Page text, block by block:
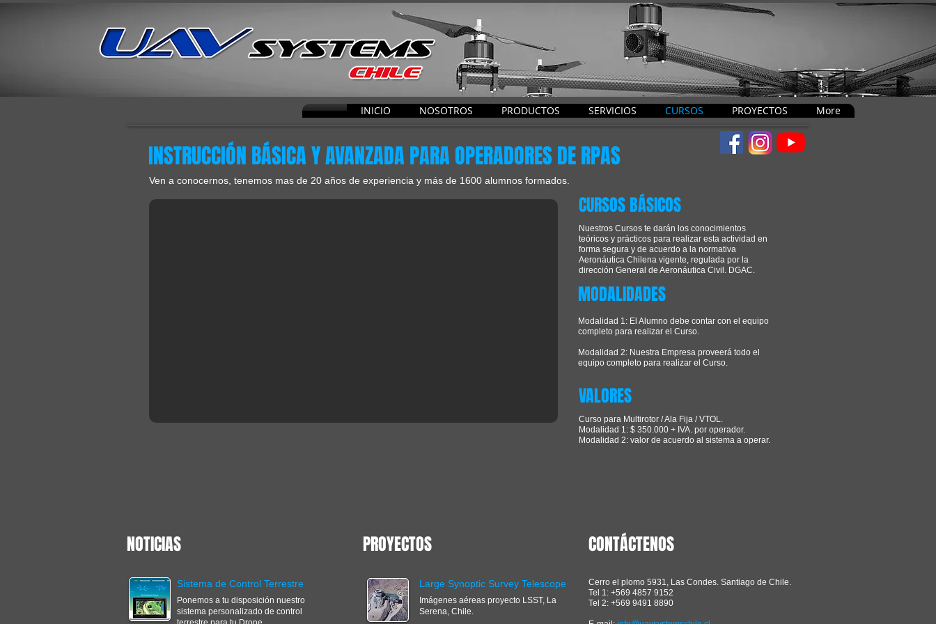
INICIO NOSOTROS PRODUCTOS SERVICIOS CURSOS PROYECTOS More
INSTRUCCIÓN BÁSICA Y AVANZADA PARA OPERADORES DE RPAS
Ven a conocernos, tenemos mas de 20 años de experiencia y más de 1600 alumnos formados.
CURSOS BÁSICOS
Nuestros Cursos te darán los conocimientos
teóricos y prácticos para realizar esta actividad en
forma segura y de acuerdo a la normativa
Aeronáutica Chilena vigente, regulada por la
dirección General de Aeronáutica Civil. DGAC.
MODALIDADES
Modalidad 1: El Alumno debe contar con el equipo
completo para realizar el Curso.
Modalidad 2: Nuestra Empresa proveerá todo el
equipo completo para realizar el Curso.
VALORES
Curso para Multirotor / Ala Fija / VTOL.
Modalidad 1: $ 350.000 + IVA. por operador.
Modalidad 2: valor de acuerdo al sistema a operar.
NOTICIAS
Sistema de Control Terrestre
Ponemos a tu disposición nuestro
sistema personalizado de control
PROYECTOS
Large Synoptic Survey Telescope
Imágenes aéreas proyecto LSST, La
Serena, Chile.
CONTÁCTENOS
Cerro el plomo 5931, Las Condes. Santiago de Chile.
Tel 1: +569 4857 9152
Tel 2: +569 9491 8890